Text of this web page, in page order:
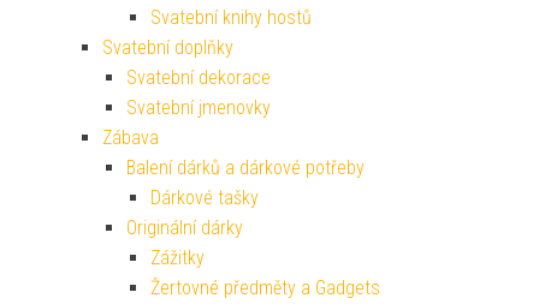
Svatební knihy hostů
Svatební doplňky
Svatební dekorace
Svatební jmenovky
Zábava
Balení dárků a dárkové potřeby
Dárkové tašky
Originální dárky
Zážitky
Žertovné předměty a Gadgets